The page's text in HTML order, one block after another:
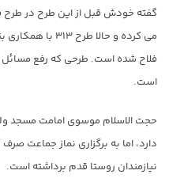
گفته خودش قبل از این طرح در طرح
می کرده و حالا
فلاح شده است. طرحی که رفع مسائل
است.
حجت الاسلام موسوی امامت مسجد
دارد، اما به برگزاری نماز جماعت
نیازمندان روستا قدم برداشته است.